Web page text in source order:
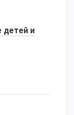
детей и